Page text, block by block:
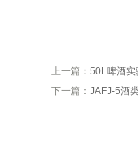
上一篇： 50L啤酒实
下一篇： JAFJ-5酒